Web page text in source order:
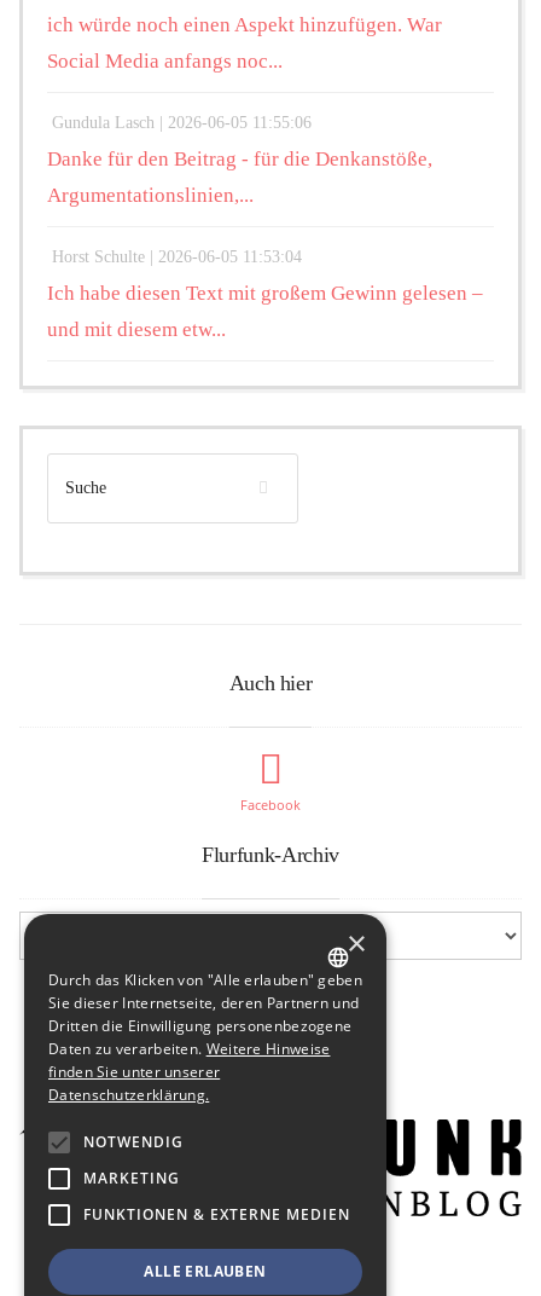
ich würde noch einen Aspekt hinzufügen. War
Social Media anfangs noc...
Gundula Lasch | 2026-06-05 11:55:06
Danke für den Beitrag - für die Denkanstöße,
Argumentationslinien,...
Horst Schulte | 2026-06-05 11:53:04
Ich habe diesen Text mit großem Gewinn gelesen –
und mit diesem etw...
Auch hier
Facebook
Flurfunk-Archiv
GERMAN
ENGLISH
×
Durch das Klicken von "Alle erlauben" geben
Sie dieser Internetseite, deren Partnern und
Dritten die Einwilligung personenbezogene
Daten zu verarbeiten. Weitere Hinweise
finden Sie unter unserer
Datenschutzerklärung.
NOTWENDIG
MARKETING
FUNKTIONEN & EXTERNE MEDIEN
ALLE ERLAUBEN